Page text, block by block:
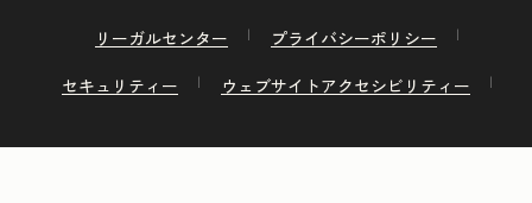
リーガルセンター
プライバシーポリシー
セキュリティー
ウェブサイトアクセシビリティー